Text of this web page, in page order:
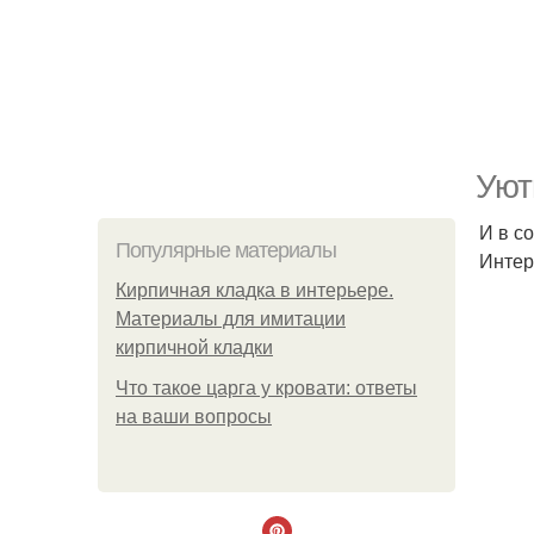
Популярные материалы
Кирпичная кладка в интерьере.
Материалы для имитации
кирпичной кладки
Что такое царга у кровати: ответы
на ваши вопросы
И в